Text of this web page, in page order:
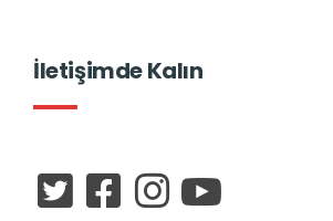
İletişimde Kalın